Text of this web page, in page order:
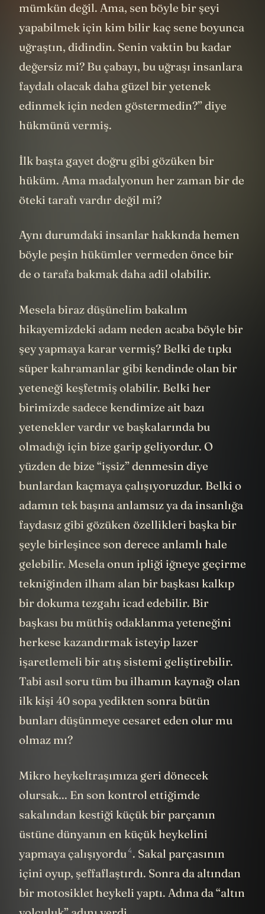
mümkün değil. Ama, sen böyle bir şeyi
yapabilmek için kim bilir kaç sene boyunca
uğraştın, didindin. Senin vaktin bu kadar
değersiz mi? Bu çabayı, bu uğraşı insanlara
faydalı olacak daha güzel bir yetenek
edinmek için neden göstermedin?” diye
hükmünü vermiş.
İlk başta gayet doğru gibi gözüken bir
hüküm. Ama madalyonun her zaman bir de
öteki tarafı vardır değil mi?
Aynı durumdaki insanlar hakkında hemen
böyle peşin hükümler vermeden önce bir
de o tarafa bakmak daha adil olabilir.
Mesela biraz düşünelim bakalım
hikayemizdeki adam neden acaba böyle bir
şey yapmaya karar vermiş? Belki de tıpkı
süper kahramanlar gibi kendinde olan bir
yeteneği keşfetmiş olabilir. Belki her
birimizde sadece kendimize ait bazı
yetenekler vardır ve başkalarında bu
olmadığı için bize garip geliyordur. O
yüzden de bize “işsiz” denmesin diye
bunlardan kaçmaya çalışıyoruzdur. Belki o
adamın tek başına anlamsız ya da insanlığa
faydasız gibi gözüken özellikleri başka bir
şeyle birleşince son derece anlamlı hale
gelebilir. Mesela onun ipliği iğneye geçirme
tekniğinden ilham alan bir başkası kalkıp
bir dokuma tezgahı icad edebilir. Bir
başkası bu müthiş odaklanma yeteneğini
herkese kazandırmak isteyip lazer
işaretlemeli bir atış sistemi geliştirebilir.
Tabi asıl soru tüm bu ilhamın kaynağı olan
ilk kişi 40 sopa yedikten sonra bütün
bunları düşünmeye cesaret eden olur mu
olmaz mı?
Mikro heykeltraşımıza geri dönecek
olursak... En son kontrol ettiğimde
sakalından kestiği küçük bir parçanın
üstüne dünyanın en küçük heykelini
yapmaya çalışıyordu 4. Sakal parçasının
içini oyup, şeffaflaştırdı. Sonra da altından
bir motosiklet heykeli yaptı. Adına da “altın